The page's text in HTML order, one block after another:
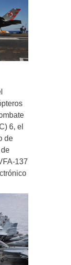
6, el
de
137